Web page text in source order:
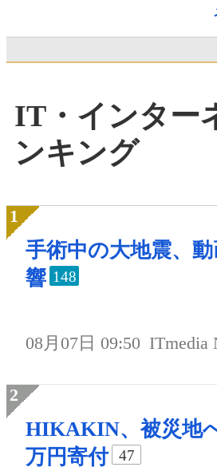
IT・インター
ンキング
手術中の大地震、
響 148
08月07日 09:50 ITmedia
HIKAKIN、被災地
万円寄付
47